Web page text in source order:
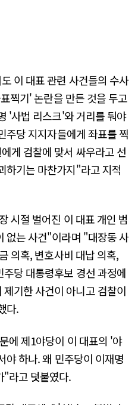
이 대표 관련 사건들의 수사
찍기' 논란을 만든 것을 두고
'사법 리스크'와 거리를 둬야
주당 지지자들에게 좌표를 찍
게 검찰에 맞서 싸우라고 선
하기는 마찬가지"라고 지적
시절 벌어진 이 대표 개인 범
없는 사건"이라며 "대장동 사
의혹, 변호사비 대납 의혹,
당 대통령후보 경선 과정에
기한 사건이 아니고 검찰이
다.
에 제1야당이 이 대표의 '야
야 하나. 왜 민주당이 이재명
"라고 덧붙였다.